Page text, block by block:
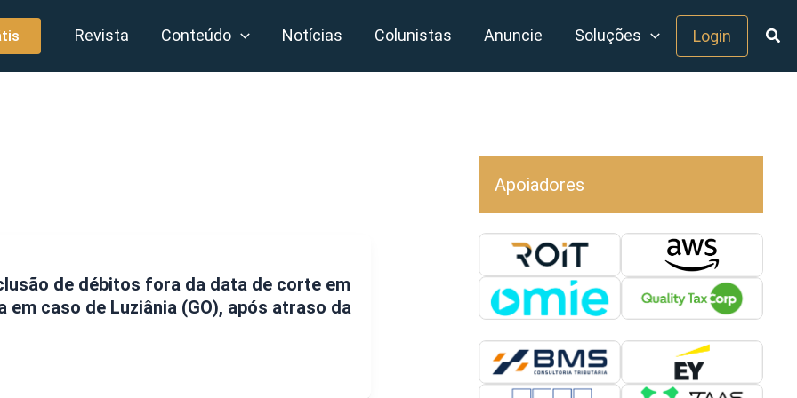
Revista Conteúdo Notícias Colunistas Anuncie Soluções Login
de débitos fora da data de corte em
caso de Luziânia (GO), após atraso da
Apoiadores